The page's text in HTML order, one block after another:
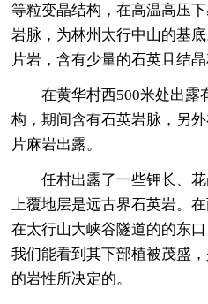
等粒变晶结构，在高温高压
岩脉，为林州太行中山的基
片岩，含有少量的石英且结
在黄华村西500米处出露
构，期间含有石英岩脉，另
片麻岩出露。
任村出露了一些钾长、
上覆地层是远古界石英岩。
在太行山大峡谷隧道的的东
我们能看到其下部植被茂盛
的岩性所决定的。